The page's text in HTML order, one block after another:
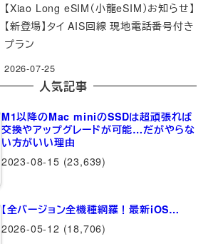
【Xiao Long eSIM（小龍eSIM）お知らせ】
【新登場】タイ AIS回線 現地電話番号付き
プラン
2026-07-25
人気記事
M1以降のMac miniのSSDは超頑張れば
交換やアップグレードが可能…だがやらな
い方がいい理由
2023-08-15 (23,639)
【全バージョン全機種網羅！最新iOS…
2026-05-12 (18,706)